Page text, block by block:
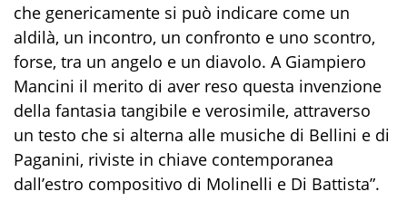
che genericamente si può indicare come un
aldilà, un incontro, un confronto e uno scontro,
forse, tra un angelo e un diavolo. A Giampiero
Mancini il merito di aver reso questa invenzione
della fantasia tangibile e verosimile, attraverso
un testo che si alterna alle musiche di Bellini e di
Paganini, riviste in chiave contemporanea
dall’estro compositivo di Molinelli e Di Battista”.